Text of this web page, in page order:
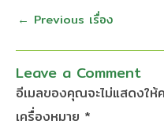
← Previous เรื่อง
Leave a Comment
อีเมลของคุณจะไม่แสดงให้
เครื่องหมาย *